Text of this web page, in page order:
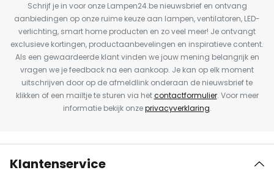
Schrijf je in voor onze Lampen24.be nieuwsbrief en ontvang
aanbiedingen op onze ruime keuze aan lampen, ventilatoren, LED-
verlichting, smart home producten en zo veel meer! Je ontvangt
exclusieve kortingen, productaanbevelingen en inspiratieve content.
Als een gewaardeerde klant vinden we jouw mening belangrijk en
vragen we je feedback na een aankoop. Je kan op elk moment
uitschrijven door op de afmeldlink onderaan de nieuwsbrief te
klikken of een mailtje te sturen via hetcontactformulier. Voor meer
informatie bekijk onzeprivacyverklaring.
Klantenservice